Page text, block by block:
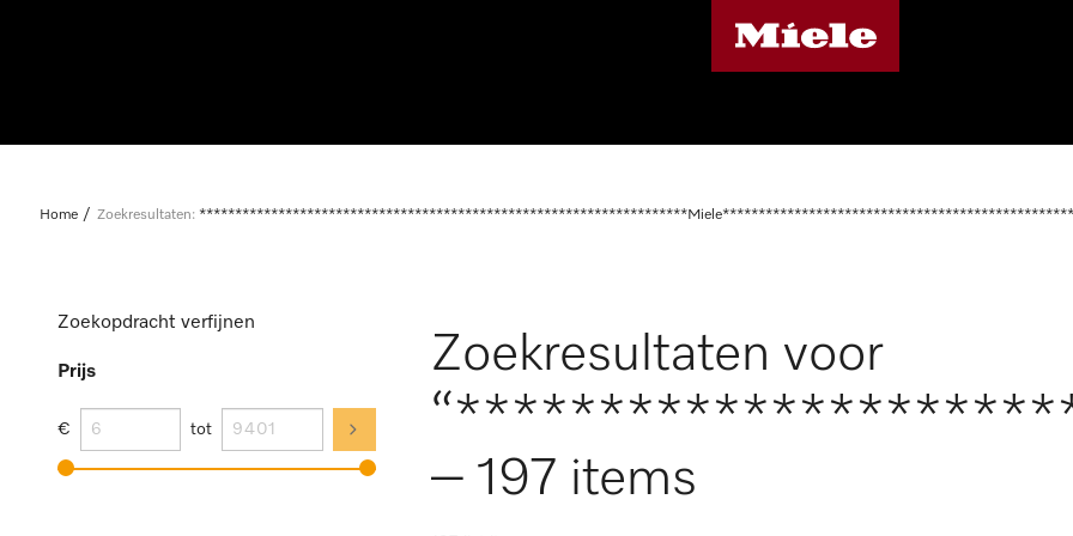
Home Zoekresultaten:
Zoekopdracht verfijnen
Prijs
€ tot
Zoekresultaten voor
– 197 items